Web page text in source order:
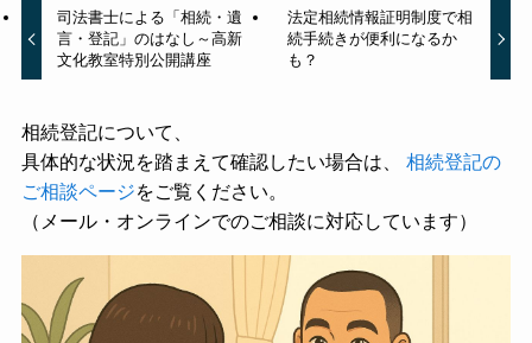
司法書士による「相続・遺
言・登記」のはなし～高新
文化教室特別公開講座
法定相続情報証明制度で相
続手続きが便利になるか
も？
相続登記について、
具体的な状況を踏まえて確認したい場合は、 相続登記の
ご相談ページをご覧ください。
（メール・オンラインでのご相談に対応しています）